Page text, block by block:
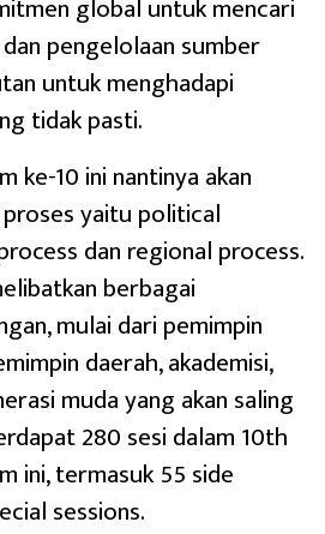
global untuk mencari
pengelolaan sumber
untuk menghadapi
tidak pasti.
ke-10 ini nantinya akan
yaitu political
dan regional process.
berbagai
mulai dari pemimpin
daerah, akademisi,
muda yang akan saling
280 sesi dalam 10th
ini, termasuk 55 side
sessions.